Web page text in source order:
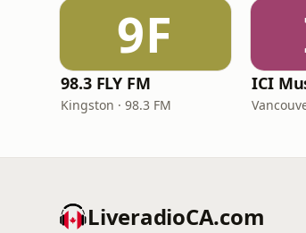
9F
98.3 FLY FM
Kingston · 98.3 FM
LiveradioCA.com